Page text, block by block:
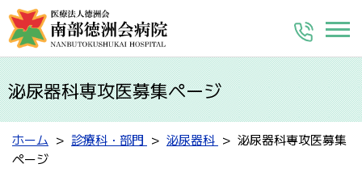
泌尿器科専攻医募集ページ
ホーム 診療科・部門 泌尿器科
泌尿器科専攻医募集
ページ